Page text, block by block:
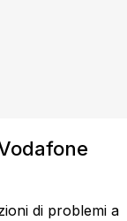
di problemi a